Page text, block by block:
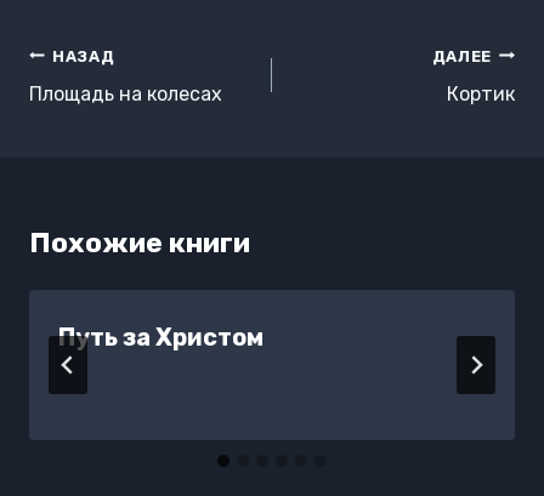
Навигация
по
НАЗАД
Площадь на колесах
ДАЛЕЕ
Кортик
Похожие книги
Путь за Христом